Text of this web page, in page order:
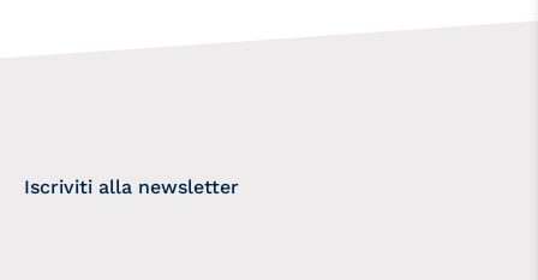
Iscriviti alla newsletter